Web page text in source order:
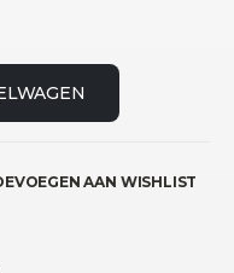
AAN WISHLIST